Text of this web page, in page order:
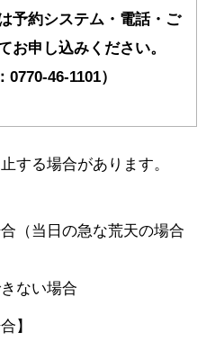
予約システム・電話・ご
お申し込みください。
0770-46-1101）
する場合があります。
（当日の急な荒天の場合
ない場合
】